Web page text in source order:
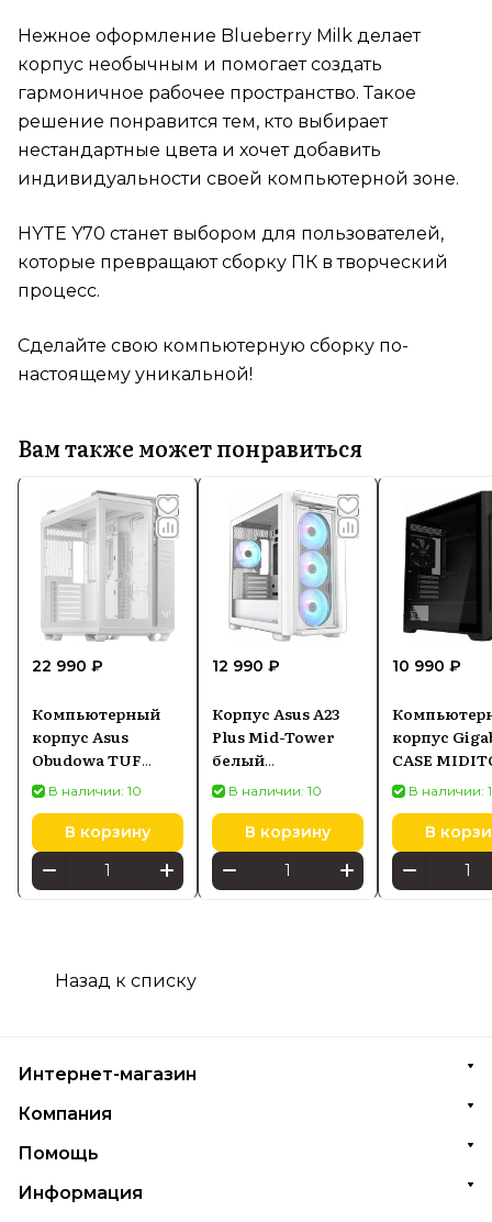
Нежное оформление Blueberry Milk делает
корпус необычным и помогает создать
гармоничное рабочее пространство. Такое
решение понравится тем, кто выбирает
нестандартные цвета и хочет добавить
индивидуальности своей компьютерной зоне.
HYTE Y70 станет выбором для пользователей,
которые превращают сборку ПК в творческий
процесс.
Сделайте свою компьютерную сборку по-
настоящему уникальной!
Вам также может понравиться
22 990 ₽
Компьютерный
корпус Asus
Obudowa TUF
Gaming GT502
PLUS TG ARGB
Белый
В наличии: 10
В корзину
12 990 ₽
Корпус Asus A23
Plus Mid-Tower
белый
(90DC00K3B19010)
В наличии: 10
В корзину
10 990 ₽
корпус
CASE
ATX W/O
В наличии:
В
Назад к списку
Интернет-магазин
Компания
Помощь
Информация